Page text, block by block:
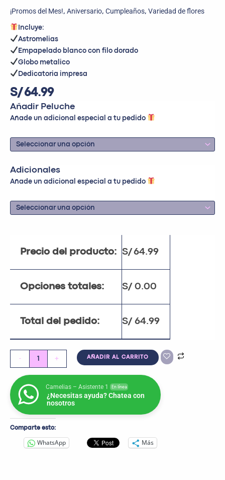
¡Promos del Mes!, Aniversario, Cumpleaños, Variedad de flores
Incluye:
Astromelias
Empapelado blanco con filo dorado
Globo metalico
Dedicatoria impresa
S/64.99
Añadir Peluche
Añade un adicional especial a tu pedido
Adicionales
Añade un adicional especial a tu pedido
Precio del producto: S/64.99
Opciones totales: S/ 0.00
Total del pedido: S/ 64.99
- + AÑADIR AL CARRITO
Camelias – Asistente 1 En línea
¿Necesitas ayuda? Chatea con
nosotros
Comparte esto:
WhatsApp Más